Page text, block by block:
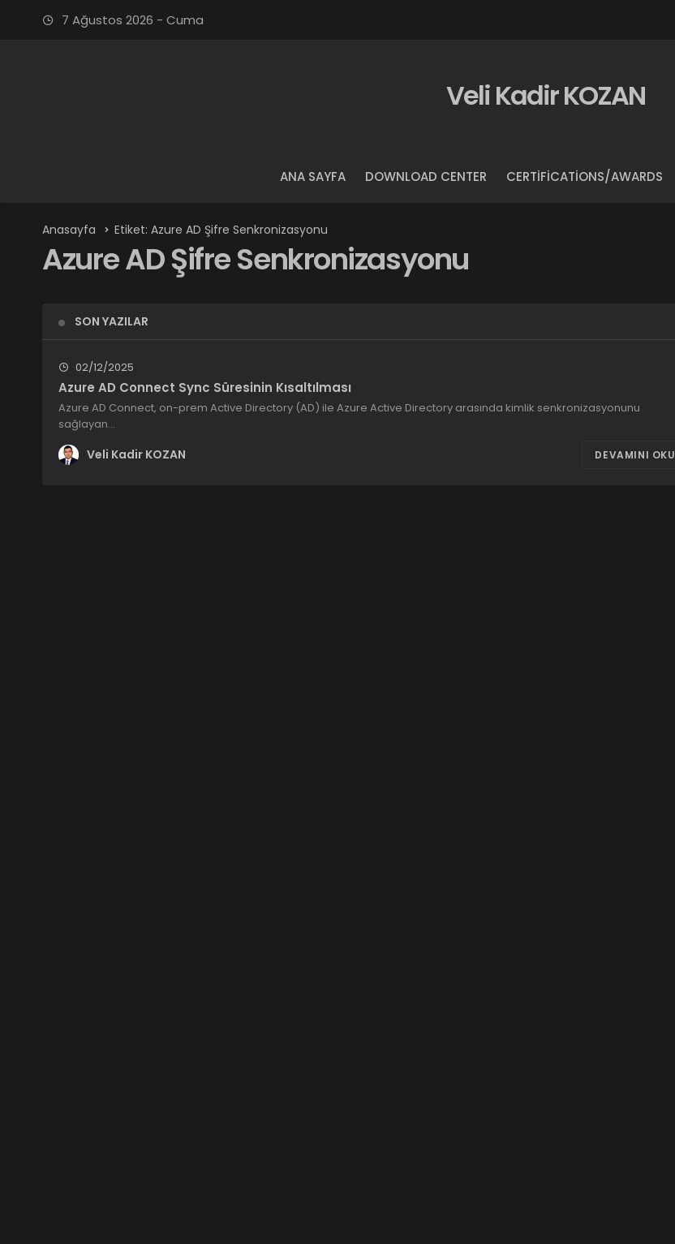
7 Ağustos 2026 - Cuma
Veli Kadir KOZAN
ANA SAYFA DOWNLOAD CENTER CERTIFICATIONS/AWARDS
Anasayfa Etiket: Azure AD Şifre Senkronizasyonu
Azure AD Şifre Senkronizasyonu
SON YAZILAR
02/12/2025
Azure AD Connect Sync Süresinin Kısaltılması
Azure AD Connect, on-prem Active Directory (AD) ile Azure Active Directory arasında kimlik senkronizasyonunu
sağlayan…
Veli Kadir KOZAN DEVAMINI OKU